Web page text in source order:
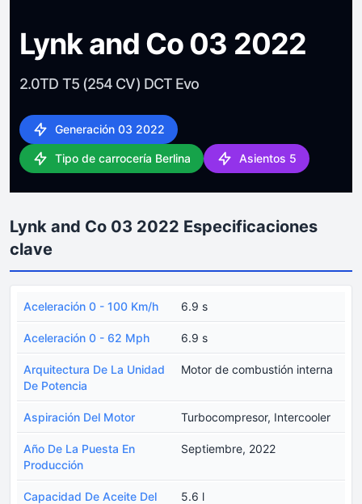
Lynk and Co 03 2022
2.0TD T5 (254 CV) DCT Evo
Generación 03 2022
Tipo de carrocería Berlina Asientos 5
Lynk and Co 03 2022 Especificaciones
clave
Aceleración 0 - 100 Km/h 6.9 s
Aceleración 0 - 62 Mph 6.9 s
Arquitectura De La Unidad
De Potencia
Motor de combustión interna
Aspiración Del Motor Turbocompresor, Intercooler
Año De La Puesta En
Producción
Septiembre, 2022
Capacidad De Aceite Del
5.6 l